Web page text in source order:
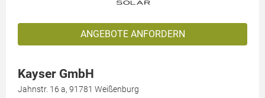
ANGEBOTE ANFORDERN
Kayser GmbH
Jahnstr. 16 a, 91781 Weißenburg